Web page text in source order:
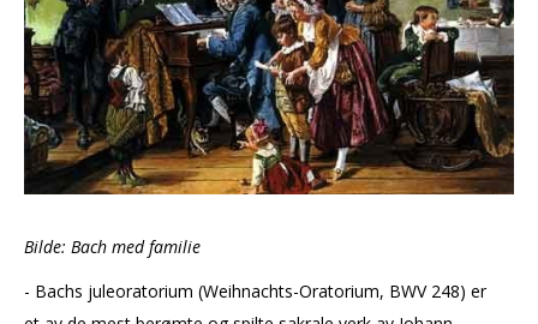
Bilde: Bach med familie
- Bachs juleoratorium (Weihnachts-Oratorium, BWV 248) er